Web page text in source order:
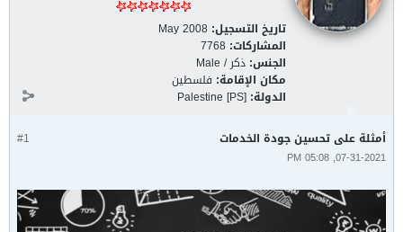
تاريخ التسجيل: May 2008
المشاركات: 7768
الجنس: ذكر / Male
مكان الإقامة: فلسطين
الدولة: Palestine [PS]
#1 أمثلة على تحسين جودة الخدمات
07-31-2021, 05:08 PM